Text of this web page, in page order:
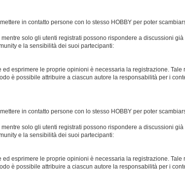
in contatto persone con lo stesso HOBBY per poter
solo gli utenti registrati possono rispondere a discussioni già
e la sensibilità dei suoi partecipanti:
esprimere le proprie opinioni è necessaria la registrazione. Tale
è possibile attribuire a ciascun autore la responsabilità per i
in contatto persone con lo stesso HOBBY per poter
solo gli utenti registrati possono rispondere a discussioni già
e la sensibilità dei suoi partecipanti:
esprimere le proprie opinioni è necessaria la registrazione. Tale
è possibile attribuire a ciascun autore la responsabilità per i